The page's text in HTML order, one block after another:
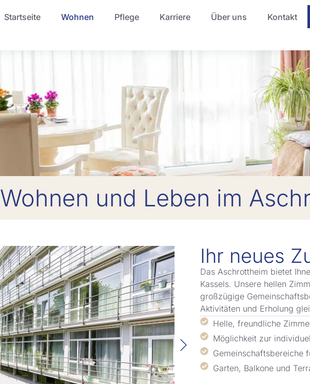
Startseite Wohnen Pflege Karriere Über uns Kontakt
Wohnen und Leben im
Ihr neues
Das Aschrottheim bietet
Kassels. Unsere hellen
großzügige
Aktivitäten und Erholung
Helle, freundliche
Möglichkeit zur
Gemeinschaftsbereiche
Garten, Balkone und